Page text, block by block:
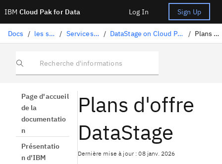
IBM Cloud Pak for Data Log In Sign Up
Docs / les services. / Services IBM Cloud / DataStage on Cloud Pak for Data as a Service / Plans DataStage
Recherche d'informations
Page d'accueil
de la
documentatio
n
Présentatio
n d'IBM
Plans d'offre
DataStage
Dernière mise à jour : 08 janv. 2026